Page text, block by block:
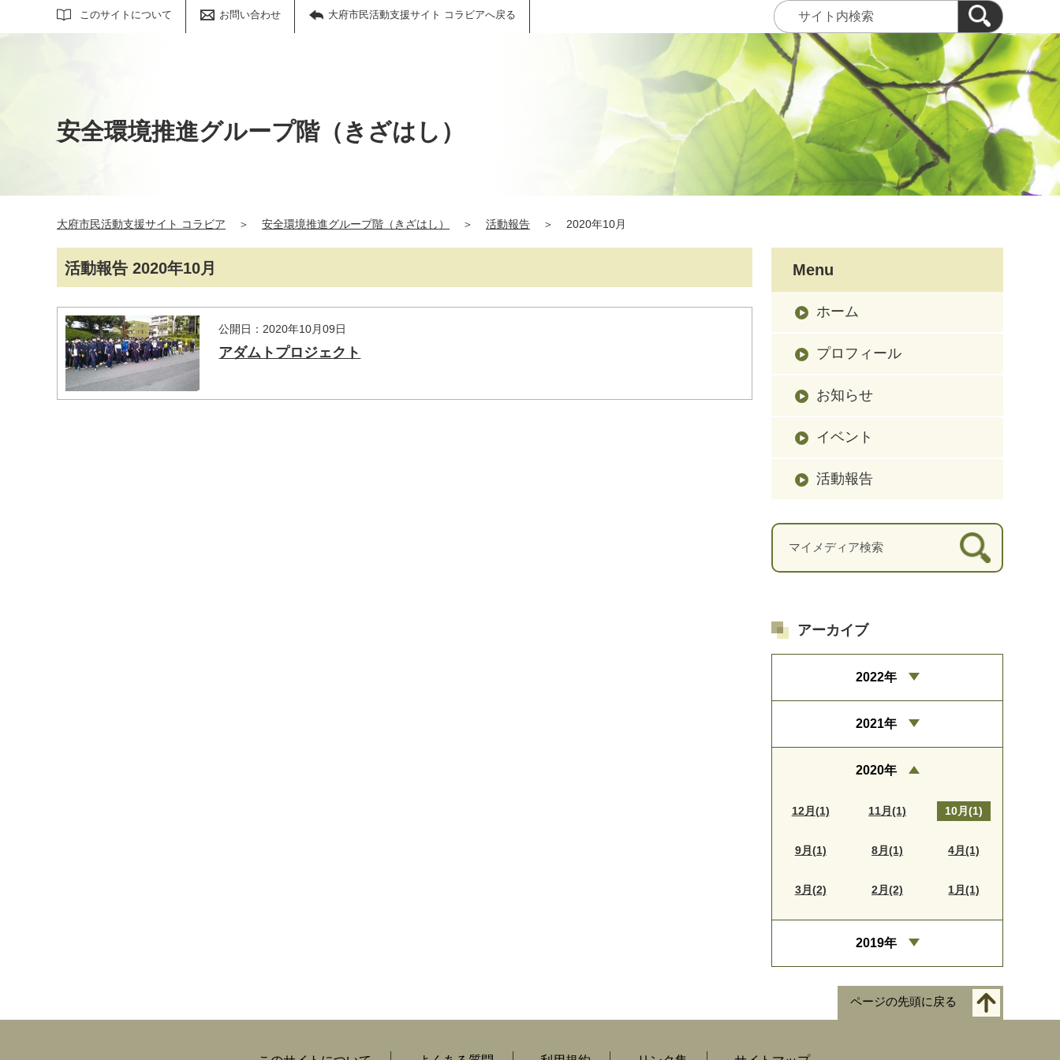
このサイトについて お問い合わせ 大府市民活動支援サイト コラビアへ戻る
サイト内検索
安全環境推進グループ階（きざはし）
大府市民活動支援サイト コラビア ＞ 安全環境推進グループ階（きざはし） ＞ 活動報告 ＞ 2020年10月
活動報告 2020年10月
公開日：2020年10月09日
アダムトプロジェクト
Menu
ホーム
プロフィール
お知らせ
イベント
活動報告
アーカイブ
2022年
2021年
2020年
12月(1) 11月(1) 10月(1)
9月(1) 8月(1) 4月(1)
3月(2) 2月(2) 1月(1)
2019年
ページの先頭に戻る